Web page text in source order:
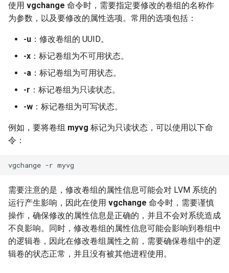
使用 vgchange 命令时，需要指定要修改的卷组的名称作
为参数，以及要修改的属性选项。常用的选项包括：
-u ：修改卷组的 UUID。
-x ：标记卷组为不可用状态。
-a ：标记卷组为可用状态。
-r ：标记卷组为只读状态。
-w ：标记卷组为可写状态。
例如，要将卷组 myvg 标记为只读状态，可以使用以下命
令：
需要注意的是，修改卷组的属性信息可能会对 LVM 系统的
运行产生影响，因此在使用 vgchange 命令时，需要谨慎
操作，确保修改的属性信息是正确的，并且不会对系统造成
不良影响。同时，修改卷组的属性信息可能会影响到卷组中
的逻辑卷，因此在修改卷组属性之前，需要确保卷组中的逻
辑卷的状态正常，并且没有被其他进程使用。